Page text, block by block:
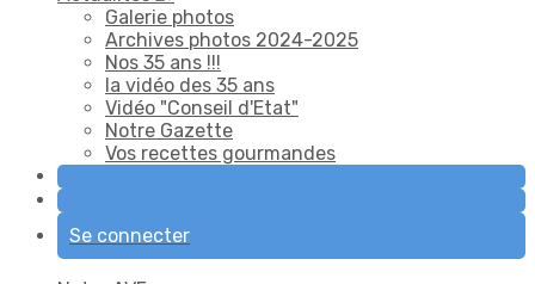
Galerie photos
Archives photos 2024-2025
Nos 35 ans !!!
la vidéo des 35 ans
Vidéo "Conseil d'Etat"
Notre Gazette
Vos recettes gourmandes
Se connecter